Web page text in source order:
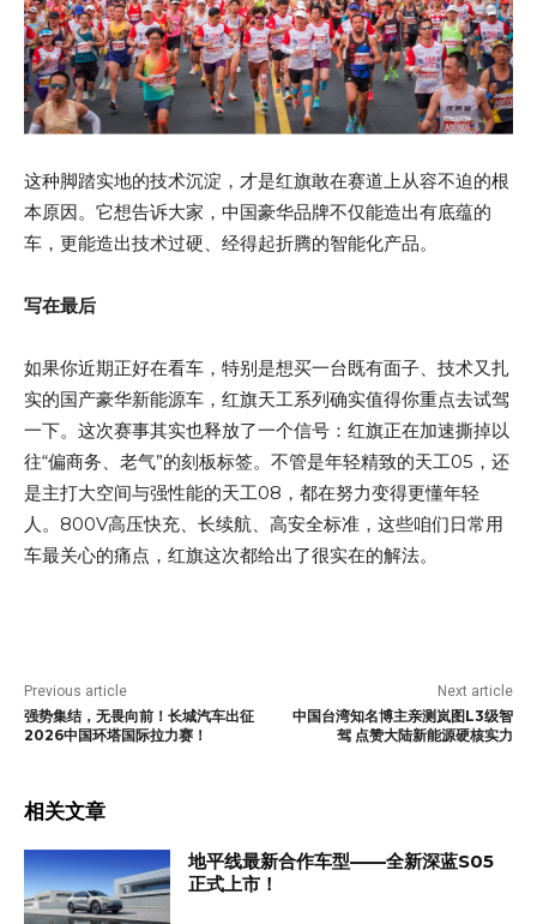
这种脚踏实地的技术沉淀，才是红旗敢在赛道上从容不迫的根
本原因。它想告诉大家，中国豪华品牌不仅能造出有底蕴的
车，更能造出技术过硬、经得起折腾的智能化产品。
写在最后
如果你近期正好在看车，特别是想买一台既有面子、技术又扎
实的国产豪华新能源车，红旗天工系列确实值得你重点去试驾
一下。这次赛事其实也释放了一个信号：红旗正在加速撕掉以
往“偏商务、老气”的刻板标签。不管是年轻精致的天工05，还
是主打大空间与强性能的天工08，都在努力变得更懂年轻
人。800V高压快充、长续航、高安全标准，这些咱们日常用
车最关心的痛点，红旗这次都给出了很实在的解法。
Previous article
强势集结，无畏向前！长城汽车出征
2026中国环塔国际拉力赛！
Next article
中国台湾知名博主亲测岚图L3级智
驾 点赞大陆新能源硬核实力
相关文章
地平线最新合作车型——全新深蓝S05
正式上市！